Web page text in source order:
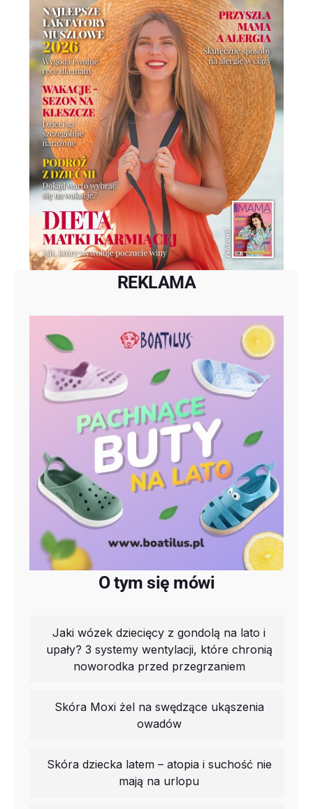
REKLAMA
O tym się mówi
Jaki wózek dziecięcy z gondolą na lato i
upały? 3 systemy wentylacji, które chronią
noworodka przed przegrzaniem
Skóra Moxi żel na swędzące ukąszenia
owadów
Skóra dziecka latem – atopia i suchość nie
mają na urlopu